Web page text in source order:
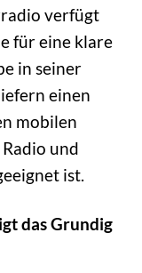
verfügt
für eine klare
in seiner
einen
mobilen
und
ist.
das Grundig